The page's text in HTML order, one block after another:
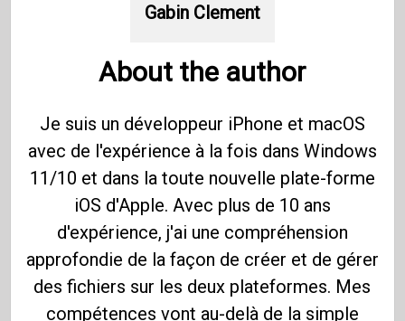
Gabin Clement
About the author
Je suis un développeur iPhone et macOS
avec de l'expérience à la fois dans Windows
11/10 et dans la toute nouvelle plate-forme
iOS d'Apple. Avec plus de 10 ans
d'expérience, j'ai une compréhension
approfondie de la façon de créer et de gérer
des fichiers sur les deux plateformes. Mes
compétences vont au-delà de la simple